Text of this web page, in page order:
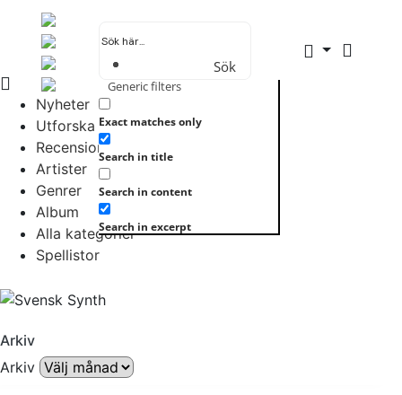
Sök
Generic filters
Exact matches only
Search in title
Search in content
Search in excerpt
Nyheter
Utforska allt
Recensioner
Artister
Genrer
Album
Alla kategorier
Spellistor
Arkiv
Arkiv